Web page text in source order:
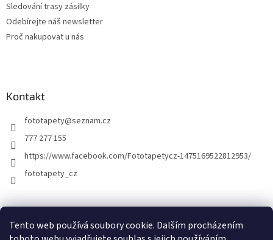
Tento web používá soubory cookie. Dalším procházením
Sledování trasy zásilky
Odebírejte náš newsletter
Proč nakupovat u nás
Kontakt
fototapety@seznam.cz
777 277 155
https://www.facebook.com/Fototapetycz-1475169522812953/
fototapety_cz